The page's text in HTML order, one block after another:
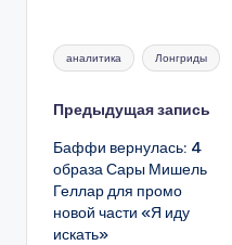
Метки:
аналитика Лонгриды
Навигация
записи
Предыдущая запись
Баффи вернулась: 4
образа Сары Мишель
Геллар для промо
новой части «Я иду
искать»